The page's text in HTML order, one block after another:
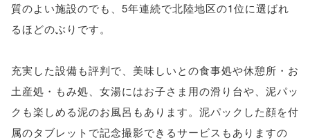
質のよい施設のでも、5年連続で北陸地区の1位に選ばれ
るほどのぶりです。
充実した設備も評判で、美味しいとの食事処や休憩所・お
土産処・もみ処、女湯にはお子さま用の滑り台や、泥パッ
クも楽しめる泥のお風呂もあります。泥パックした顔を付
属のタブレットで記念撮影できるサービスもありますの